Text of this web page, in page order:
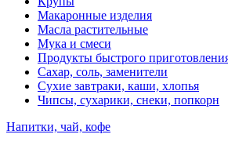
Макаронные изделия
Масла растительные
Мука и смеси
Продукты быстрого
Сахар, соль, заменители
Сухие завтраки, каши, хлопья
Чипсы, сухарики, снеки, попкорн
Напитки, чай, кофе